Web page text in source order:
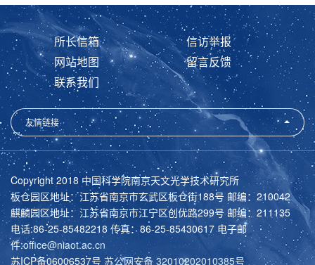
所长信箱
信访举报
网站地图
留言反馈
联系我们
友情链接
Copyright 2018 中国科学院南京天文光学技术研究所
板仓园区地址：江苏省南京市玄武区板仓街188号 邮编：210042
麒麟园区地址：江苏省南京市江宁区创优路299号 邮编：211135
电话:86-25-85482218 传真：86-25-85430617 电子邮
件:office@niaot.ac.cn
苏ICP备06006537号 苏公网安备 32010202010385号